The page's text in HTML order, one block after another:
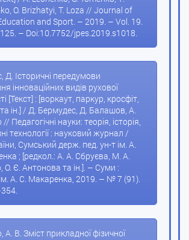
O. Brizhatyi, T. Loza // Journal of
and Sport. – 2019. – Vol. 19.
– Doi:10.7752/jpes.2019.s1018.
Д. Історичні передумови
інноваційних видів рухової
[Текст] : [воркаут, паркур, кросфіт,
ін.] / Д. Бермудес, Д. Балашов, А.
Педагогічні науки: теорія, історія,
технології : науковий журнал /
Сумський держ. пед. ун-т ім. А.
; [редкол.: А. А. Сбруєва, М. А.
О. Є. Антонова та ін.]. – Суми :
А. С. Макаренка, 2019. – № 7 (91).
А. В. Зміст прикладної фізичної